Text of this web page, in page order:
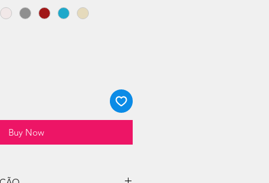
Buy Now